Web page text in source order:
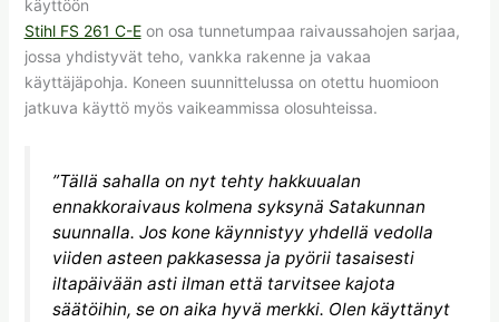
käyttöön
Stihl FS 261 C-Eon osa tunnetumpaa raivaussahojen sarjaa,
jossa yhdistyvät teho, vankka rakenne ja vakaa
käyttäjäpohja. Koneen suunnittelussa on otettu huomioon
jatkuva käyttö myös vaikeammissa olosuhteissa.
”Tällä sahalla on nyt tehty hakkuualan
ennakkoraivaus kolmena syksynä Satakunnan
suunnalla. Jos kone käynnistyy yhdellä vedolla
viiden asteen pakkasessa ja pyörii tasaisesti
iltapäivään asti ilman että tarvitsee kajota
säätöihin, se on aika hyvä merkki. Olen käyttänyt